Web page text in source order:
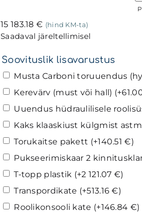
15 183.18 € (hind KM-ta)
Saadaval järeltellimisel
Soovituslik lisavarustus
Musta Carboni toruuendus
Kerevärv (must või hall) (+
Uuendus hüdraulilisele
Kaks klaaskiust külgmist
Torukaitse pakett (+140.51€)
Pukseerimiskaar 2
T-topp plastik (+2 121.07€)
Transpordikate (+513.16€)
Roolikonsooli kate (+146.84 €)